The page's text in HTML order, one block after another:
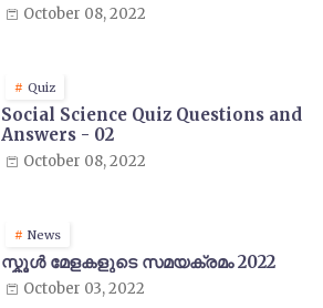
October 08, 2022
Quiz
Social Science Quiz Questions and
Answers - 02
October 08, 2022
News
സ്കൂൾ മേളകളുടെ സമയക്രമം 2022
October 03, 2022